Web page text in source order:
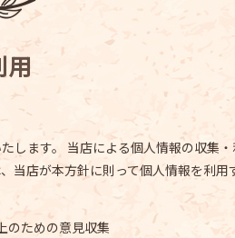
用
します。 当店による個人情報の収集
当店が本方針に則って個人情報を利用
のための意見収集